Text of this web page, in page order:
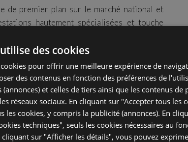
de premier plan sur le marché national et
hautement spécialisées et touche
comme le Bien-être, les Produits
consommation, l’Écologie et les Espaces
le Tourisme et le Transport.
chaque année le Beach Tchoukball Festival,
de beach-tchoukball née de la volonté
et éducatifs du tchoukball en version
une manifestation internationale où se
âge, du champion du monde au débutant.
des cookies
pour offrir une meilleure expérience de
des contenus en fonction des préférences de
et celles de tiers ainsi que les contenus
réseaux sociaux. En cliquant sur "Accepter tous les
les cookies, y compris la publicité (annonces). En
techniques", seuls les cookies nécessaires au
cliquant sur "Afficher les détails", vous pouvez